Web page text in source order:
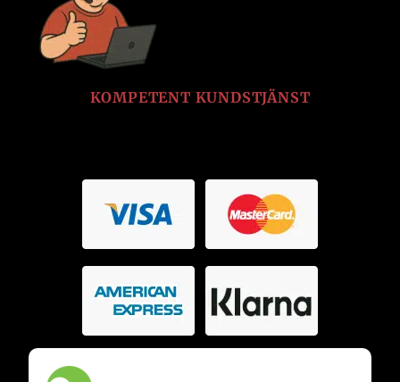
KOMPETENT KUNDSTJÄNST